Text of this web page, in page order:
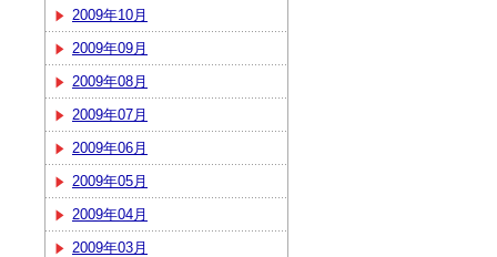
2009年10月
2009年09月
2009年08月
2009年07月
2009年06月
2009年05月
2009年04月
2009年03月